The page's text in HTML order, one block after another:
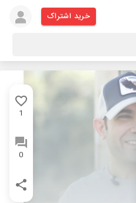
خرید اشتراک
1
0